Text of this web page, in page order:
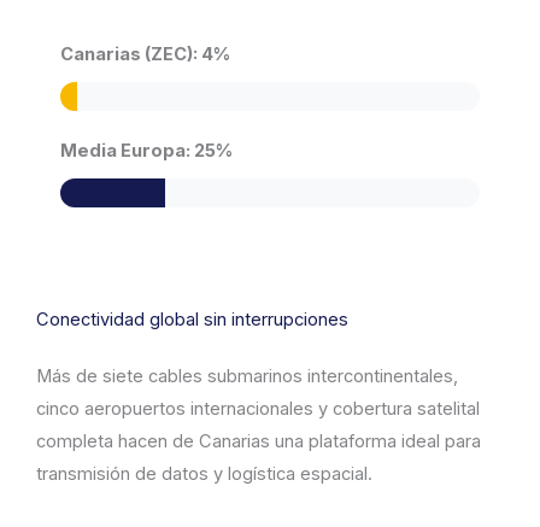
Canarias (ZEC): 4%
Media Europa: 25%
Conectividad global sin interrupciones
Más de siete cables submarinos intercontinentales,
cinco aeropuertos internacionales y cobertura satelital
completa hacen de Canarias una plataforma ideal para
transmisión de datos y logística espacial.